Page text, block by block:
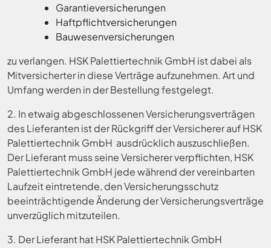
Garantieversicherungen
Haftpflichtversicherungen
Bauwesenversicherungen
zu verlangen. HSK Palettiertechnik GmbH ist dabei als
Mitversicherter in diese Verträge aufzunehmen. Art und
Umfang werden in der Bestellung festgelegt.
2. In etwaig abgeschlossenen Versicherungsverträgen
des Lieferanten ist der Rückgriff der Versicherer auf HSK
Palettiertechnik GmbH ausdrücklich auszuschließen.
Der Lieferant muss seine Versicherer verpflichten, HSK
Palettiertechnik GmbH jede während der vereinbarten
Laufzeit eintretende, den Versicherungsschutz
beeinträchtigende Änderung der Versicherungsverträge
unverzüglich mitzuteilen.
3. Der Lieferant hat HSK Palettiertechnik GmbH